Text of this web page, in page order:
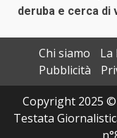
deruba e cerca di
Chi siamo
La
Pubblicità
Copyright 2025 ©
Testata